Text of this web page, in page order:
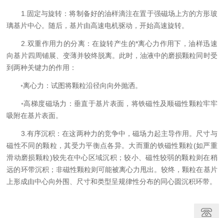
1.固定与旋转：将制备好的油样滴注在置于强磁场上方的方形玻
璃基片中心。随后，基片由高速电机驱动，开始高速旋转。
2.双重作用力的分离：在旋转产生的*离心力作用下，油样迅速
向基片四周铺展、变薄并较终脱离。此时，油液中的磨损颗粒同时受
到两种关键力的作用：
◦离心力：试图将颗粒沿径向向外抛洒。
◦高梯度磁场力：垂直于基片表面，将铁磁性及顺磁性颗粒牢牢
吸附在基片表面。
3.有序沉积：在这两种力的竞争中，磁场力起主导作用。尺寸与
磁性不同的颗粒，其受力平衡点各异。大而重的铁磁性颗粒(如严重
滑动磨损颗粒)较先在中心区域沉积；较小、磁性较弱的颗粒则在稍
远的环带沉积；非磁性颗粒则可能被离心力甩出。较终，颗粒在基片
上形成由中心向外围、尺寸和类型呈规律性分布的同心圆沉积环带。